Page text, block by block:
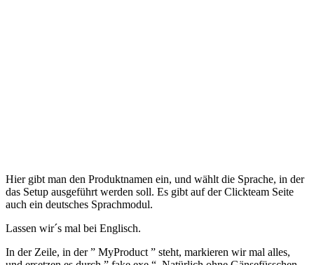
Hier gibt man den Produktnamen ein, und wählt die Sprache, in der
das Setup ausgeführt werden soll. Es gibt auf der Clickteam Seite
auch ein deutsches Sprachmodul.
Lassen wir´s mal bei Englisch.
In der Zeile, in der ” MyProduct ” steht, markieren wir mal alles,